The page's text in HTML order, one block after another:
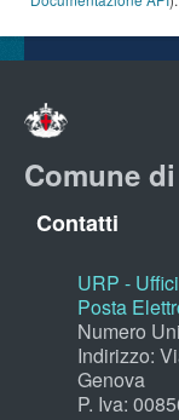
Comune
Contatti
URP -
Posta
Numero
Indirizzo:
Genova
P. Iva: